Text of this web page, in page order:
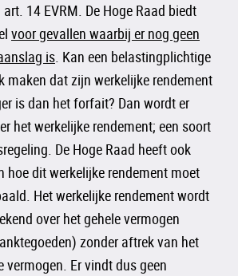
art. 14 EVRM. De Hoge Raad biedt
voor gevallen waarbij er nog geen
is. Kan een belastingplichtige
maken dat zijn werkelijke rendement
is dan het forfait? Dan wordt er
het werkelijke rendement; een soort
De Hoge Raad heeft ook
hoe dit werkelijke rendement moet
Het werkelijke rendement wordt
over het gehele vermogen
zonder aftrek van het
vermogen. Er vindt dus geen